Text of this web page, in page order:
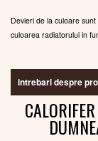
Devieri de la culoare
culoarea radiatorului in
intrebari despre